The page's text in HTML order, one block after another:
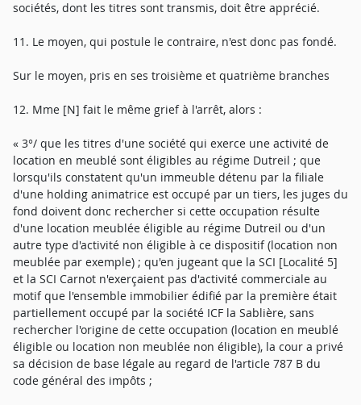
sociétés, dont les titres sont transmis, doit être apprécié.
11. Le moyen, qui postule le contraire, n'est donc pas fondé.
Sur le moyen, pris en ses troisième et quatrième branches
12. Mme [N] fait le même grief à l'arrêt, alors :
« 3°/ que les titres d'une société qui exerce une activité de
location en meublé sont éligibles au régime Dutreil ; que
lorsqu'ils constatent qu'un immeuble détenu par la filiale
d'une holding animatrice est occupé par un tiers, les juges du
fond doivent donc rechercher si cette occupation résulte
d'une location meublée éligible au régime Dutreil ou d'un
autre type d'activité non éligible à ce dispositif (location non
meublée par exemple) ; qu'en jugeant que la SCI [Localité 5]
et la SCI Carnot n'exerçaient pas d'activité commerciale au
motif que l'ensemble immobilier édifié par la première était
partiellement occupé par la société ICF la Sablière, sans
rechercher l'origine de cette occupation (location en meublé
éligible ou location non meublée non éligible), la cour a privé
sa décision de base légale au regard de l'article 787 B du
code général des impôts ;